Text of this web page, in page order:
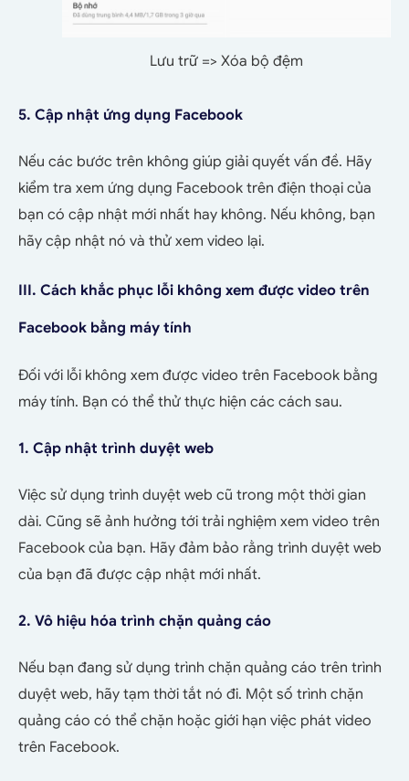
Lưu trữ => Xóa bộ đệm
5. Cập nhật ứng dụng Facebook
Nếu các bước trên không giúp giải quyết vấn đề. Hãy
kiểm tra xem ứng dụng Facebook trên điện thoại của
bạn có cập nhật mới nhất hay không. Nếu không, bạn
hãy cập nhật nó và thử xem video lại.
III. Cách khắc phục lỗi không xem được video trên
Facebook bằng máy tính
Đối với lỗi không xem được video trên Facebook bằng
máy tính. Bạn có thể thử thực hiện các cách sau.
1. Cập nhật trình duyệt web
Việc sử dụng trình duyệt web cũ trong một thời gian
dài. Cũng sẽ ảnh hưởng tới trải nghiệm xem video trên
Facebook của bạn. Hãy đảm bảo rằng trình duyệt web
của bạn đã được cập nhật mới nhất.
2. Vô hiệu hóa trình chặn quảng cáo
Nếu bạn đang sử dụng trình chặn quảng cáo trên trình
duyệt web, hãy tạm thời tắt nó đi. Một số trình chặn
quảng cáo có thể chặn hoặc giới hạn việc phát video
trên Facebook.